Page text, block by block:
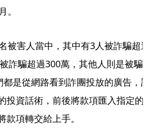
。
被害人當中，其中有3人被詐騙超
詐騙超過300萬，其他人則是被騙
是從網路看到詐團投放的廣告，
投資話術，前後將款項匯入指定的
項轉交給上手。